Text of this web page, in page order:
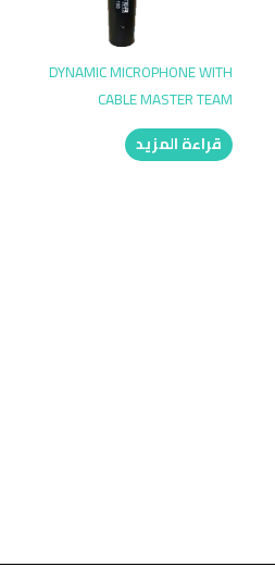
DYNAMIC MICROPHONE WITH
CABLE MASTER TEAM
قراءة المزيد